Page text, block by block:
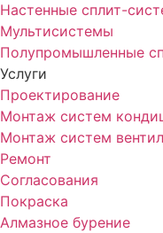
Настенные сплит-
Мультисистемы
Полупромышленные
Услуги
Проектирование
Монтаж систем
Монтаж систем
Ремонт
Согласования
Покраска
Алмазное бурение